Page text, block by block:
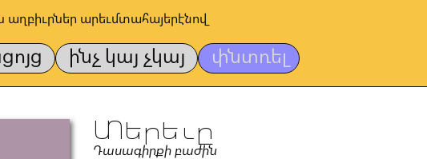
արեւմտահայերէնով
ինչ կայ չկայ փնտռել
Տերեւը
Դասագիրքի բաժին